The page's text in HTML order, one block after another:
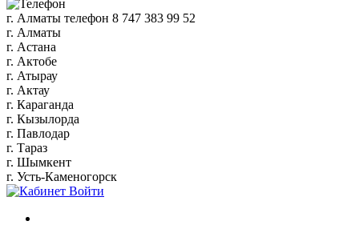
г. Алматы телефон 8 747 383 99 52
г. Алматы
г. Астана
г. Актобе
г. Атырау
г. Актау
г. Караганда
г. Кызылорда
г. Павлодар
г. Тараз
г. Шымкент
г. Усть-Каменогорск
Войти